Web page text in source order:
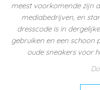
meest voorkomende zijn
mediabedrijven, en
dresscode is in
gebruiken en een schoon
oude sneakers voor